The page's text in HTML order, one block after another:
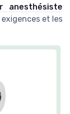
anesthésiste
et les